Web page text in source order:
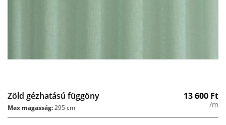
Zöld gézhatású függöny 13 600 Ft
/m
Max magasság:295 cm